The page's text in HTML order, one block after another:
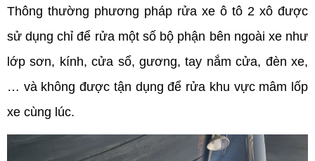
Thông thường phương pháp rửa xe ô tô 2 xô được
sử dụng chỉ để rửa một số bộ phận bên ngoài xe như
lớp sơn, kính, cửa sổ, gương, tay nắm cửa, đèn xe,
… và không được tận dụng để rửa khu vực mâm lốp
xe cùng lúc.